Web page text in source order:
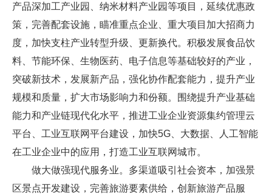
产品深加工产业园、纳米材料产业园等项目，延续优惠政
策，完善配套设施，瞄准重点企业、重大项目加大招商力
度，加快支柱产业转型升级、更新换代。积极发展食品饮
料、节能环保、生物医药、电子信息等基础较好的产业，
突破新技术，发展新产品，强化协作配套能力，提升产业
规模和质量，扩大市场影响力和份额。围绕提升产业基础
能力和产业链现代化水平，推进工业企业资源集约管理云
平台、工业互联网平台建设，加快5G、大数据、人工智能
在工业企业中的应用，打造工业互联网城市。
做大做强现代服务业。多渠道吸引社会资本，加强景
区景点开发建设，完善旅游要素供给，创新旅游产品服